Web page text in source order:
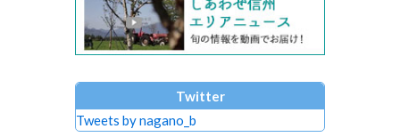
Twitter
Tweets by nagano_b